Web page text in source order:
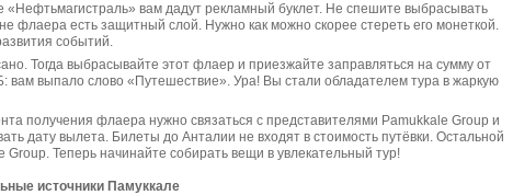
«Нефтьмагистраль» вам дадут рекламный буклет. Не спешите выбрасывать
флаера есть защитный слой. Нужно как можно скорее стереть его монеткой.
событий.
Тогда выбрасывайте этот флаер и приезжайте заправляться на сумму от
вам выпало слово «Путешествие». Ура! Вы стали обладателем тура в жаркую
получения флаера нужно связаться с представителями Pamukkale Group и
дату вылета. Билеты до Анталии не входят в стоимость путёвки. Остальной
Теперь начинайте собирать вещи в увлекательный тур!
источники Памуккале